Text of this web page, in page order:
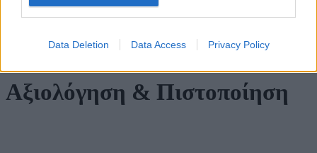
Data Deletion Data Access Privacy Policy
280,00 €
Αξιολόγηση & Πιστοποίηση